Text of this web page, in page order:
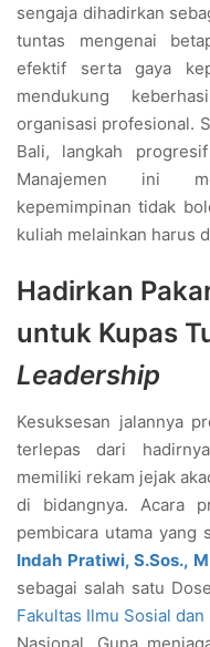
sengaja dihadirkan
tuntas mengenai
efektif serta gaya
mendukung
organisasi profesional.
Bali, langkah
Manajemen ini
kepemimpinan tidak
kuliah melainkan harus
Hadirkan
untuk Kupas
Leadership
Kesuksesan jalannya
terlepas dari
memiliki rekam jejak
di bidangnya. Acara
pembicara utama yang
Indah Pratiwi, S.Sos.,
sebagai salah satu
Fakultas Ilmu Sosial
Nasional. Guna